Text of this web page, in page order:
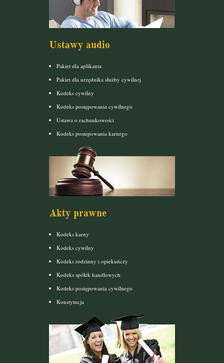
Ustawy audio
Pakiet dla aplikanta
Pakiet dla urzędnika służby cywilnej
Kodeks cywilny
Kodeks postępowania cywilnego
Ustawa o rachunkowości
Kodeks postepowania karnego
Akty prawne
Kodeks karny
Kodeks cywilny
Kodeks rodzinny i opiekuńczy
Kodeks spółek handlowych
Kodeks postępowania cywilnego
Konstytucja